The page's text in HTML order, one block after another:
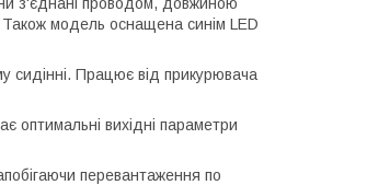
Також модель оснащена синім LED
сидінні. Працює від прикурювача
оптимальні вихідні параметри
перевантаження по